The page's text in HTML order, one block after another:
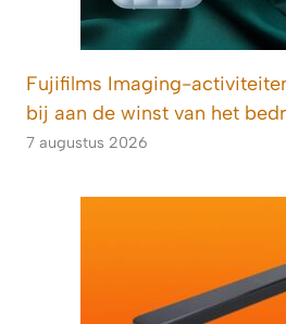
Fujifilms Imaging-
bij aan de winst van het
7 augustus 2026